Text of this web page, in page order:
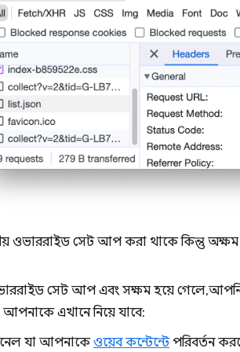
ওভাররাইড সেট আপ করা থাকে কিন্তু অক্ষম
সেট আপ এবং সক্ষম হয়ে গেলে,
এখানে নিয়ে যাবে:
যা আপনাকেওয়েব কন্টেন্টেপরিবর্তন